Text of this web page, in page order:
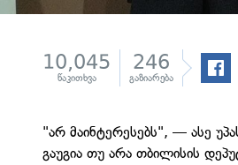
10,045
წაკითხვა
246
გაზიარება
"არ მაინტერესებს", — ასე
გაუგია თუ არა თბილისის